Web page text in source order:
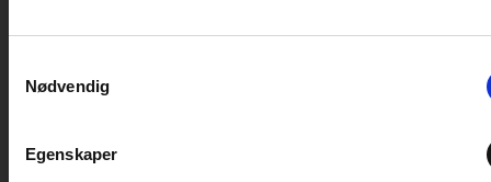
Nødvendig
Egenskaper
Salgsmesse GODE TILBUD Januar 2024
Elverum Caravansenter helgen 11 – 14 januar. Vi